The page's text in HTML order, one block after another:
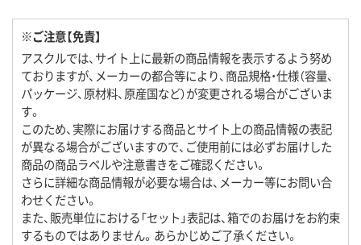
※ご注意【免責】
アスクルでは、サイト上に最新の商品情報を表示するよう努め
ておりますが、メーカーの都合等により、商品規格・仕様（容量、
パッケージ、原材料、原産国など）が変更される場合がございま
す。
このため、実際にお届けする商品とサイト上の商品情報の表記
が異なる場合がございますので、ご使用前には必ずお届けした
商品の商品ラベルや注意書きをご確認ください。
さらに詳細な商品情報が必要な場合は、メーカー等にお問い合
わせください。
また、販売単位における「セット」表記は、箱でのお届けをお約束
するものではありません。あらかじめご了承ください。